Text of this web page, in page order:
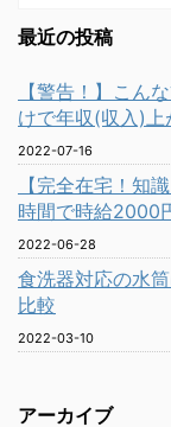
最近の投稿
【警告！】こん
けで年収(収入)上
2022-07-16
【完全在宅！知
時間で時給2000
2022-06-28
食洗器対応の水
比較
2022-03-10
アーカイブ